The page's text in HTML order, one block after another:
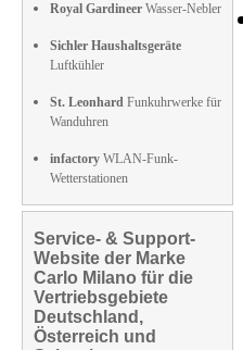
Royal Gardineer Wasser-Nebler
Sichler Haushaltsgeräte
Luftkühler
St. Leonhard Funkuhrwerke für
Wanduhren
infactory WLAN-Funk-
Wetterstationen
Service- & Support-
Website der Marke
Carlo Milano für die
Vertriebsgebiete
Deutschland,
Österreich und